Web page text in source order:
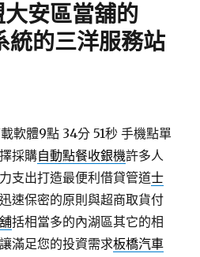
安區當舖的
統的三洋服務站
軟體9點 34分 51秒 手機點單
採購自動點餐收銀機許多人
支出打造最便利借貸管道士
速保密的原則與超商取貨付
括相當多的內湖區其它的相
滿足您的投資需求板橋汽車